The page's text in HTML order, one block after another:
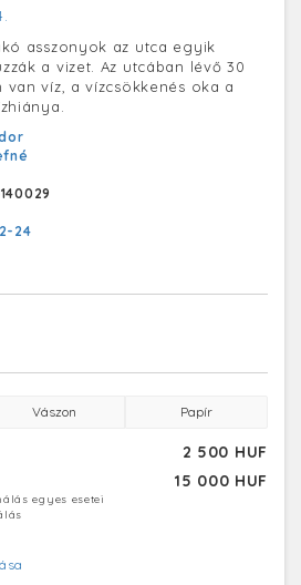
asszonyok az utca egyik
a vizet. Az utcában lévő 30
van víz, a vízcsökkenés oka a
24
Vászon Papír
2 500 HUF
15 000 HUF
egyes esetei